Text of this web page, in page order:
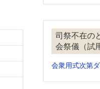
司祭不在の
会祭儀（試
会衆用式次第